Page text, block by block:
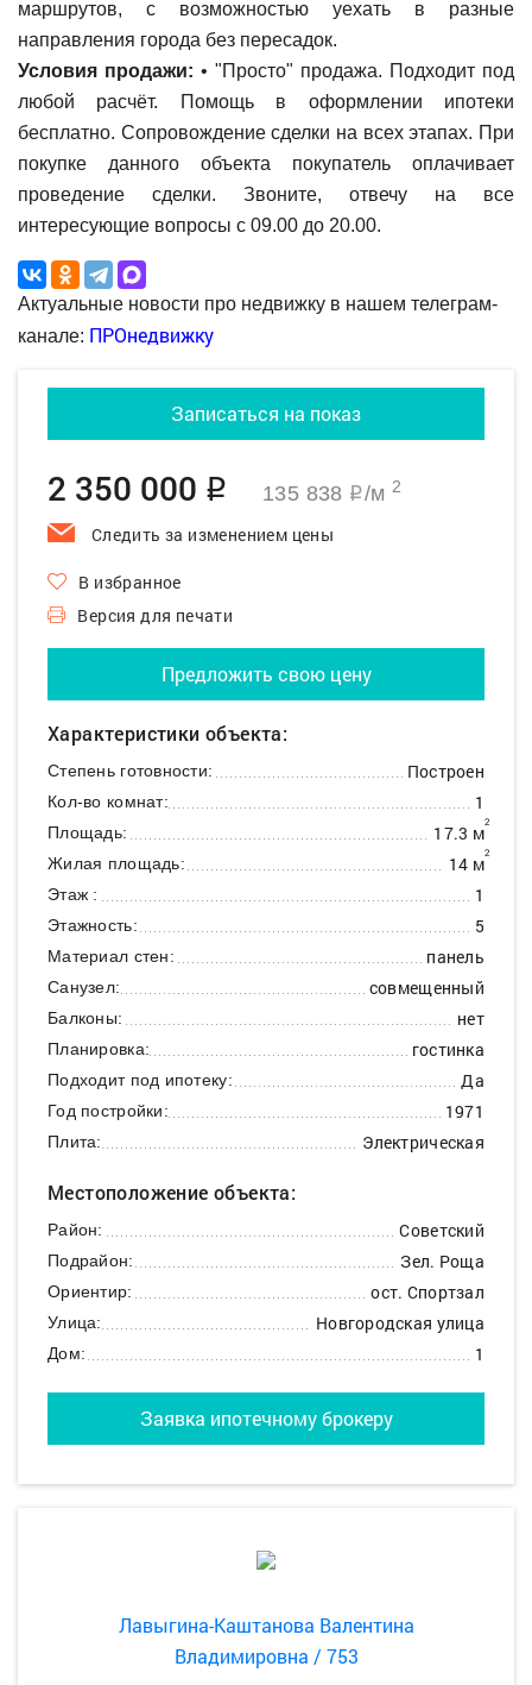
маршрутов, с возможностью уехать в разные
направления города без пересадок.
Условия продажи: • "Просто" продажа. Подходит под
любой расчёт. Помощь в оформлении ипотеки
бесплатно. Сопровождение сделки на всех этапах. При
покупке данного объекта покупатель оплачивает
проведение сделки. Звоните, отвечу на все
интересующие вопросы с 09.00 до 20.00.
Актуальные новости про недвижку в нашем телеграм-
канале: ПРОнедвижку
Записаться на показ
2 350 000 q 135 838 q/м 2
Следить за изменением цены
В избранное
Версия для печати
Предложить свою цену
Характеристики объекта:
Степень готовности: Построен
Кол-во комнат: 1
Площадь: 17.3 м2
Жилая площадь: 14 м2
Этаж : 1
Этажность: 5
Материал стен: панель
Санузел: совмещенный
Балконы: нет
Планировка: гостинка
Подходит под ипотеку: Да
Год постройки: 1971
Плита: Электрическая
Местоположение объекта:
Район: Советский
Подрайон: Зел. Роща
Ориентир: ост. Спортзал
Улица: Новгородская улица
Дом: 1
Заявка ипотечному брокеру
Лавыгина-Каштанова Валентина
Владимировна / 753